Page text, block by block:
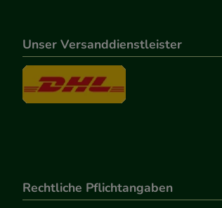
Unser Versanddienstleister
Rechtliche Pflichtangaben